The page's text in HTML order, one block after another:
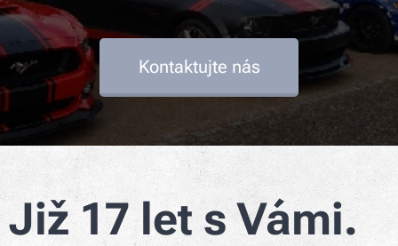
Kontaktujte nás
Již 17 let s Vámi.